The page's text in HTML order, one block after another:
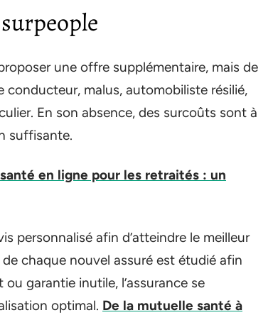
une offre supplémentaire, mais de
malus, automobiliste résilié,
En son absence, des surcoûts sont à
suffisante.
en ligne pour les retraités : un
personnalisé afin d’atteindre le meilleur
chaque nouvel assuré est étudié afin
garantie inutile, l’assurance se
optimal. De la mutuelle santé à